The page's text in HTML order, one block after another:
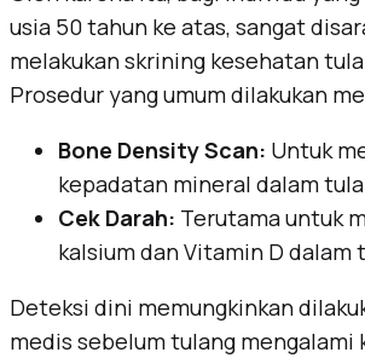
usia 50 tahun ke atas, sangat
melakukan skrining kesehatan
Prosedur yang umum dilakukan
Bone Density Scan: Untuk
kepadatan mineral dalam
Cek Darah: Terutama untuk
kalsium dan Vitamin D dalam
Deteksi dini memungkinkan
medis sebelum tulang mengalami